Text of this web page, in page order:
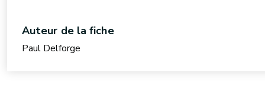
Auteur de la fiche
Paul Delforge